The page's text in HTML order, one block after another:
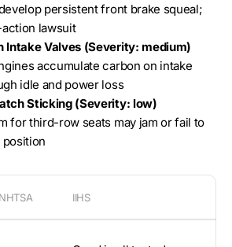
persistent front brake squeal;
lawsuit
Intake Valves (Severity: medium)
accumulate carbon on intake
idle and power loss
Sticking (Severity: low)
for third-row seats may jam or fail to
NHTSA IIHS